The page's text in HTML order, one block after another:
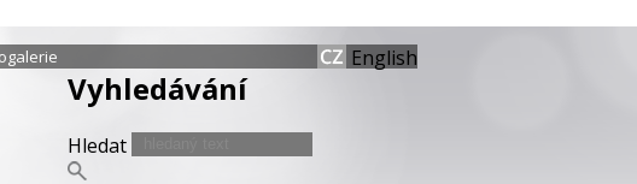
Vyhledávání
Hledat
English